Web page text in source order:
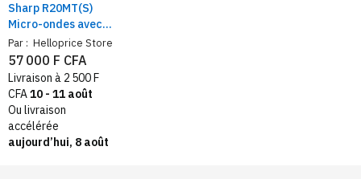
Sharp R20MT(S)
Micro-ondes avec
grill de 20 Litres,
Silver
Par : Helloprice Store
57 000 F CFA
Livraison à 2 500 F
CFA10 - 11 août
Ou livraison
accélérée
aujourd’hui, 8 août